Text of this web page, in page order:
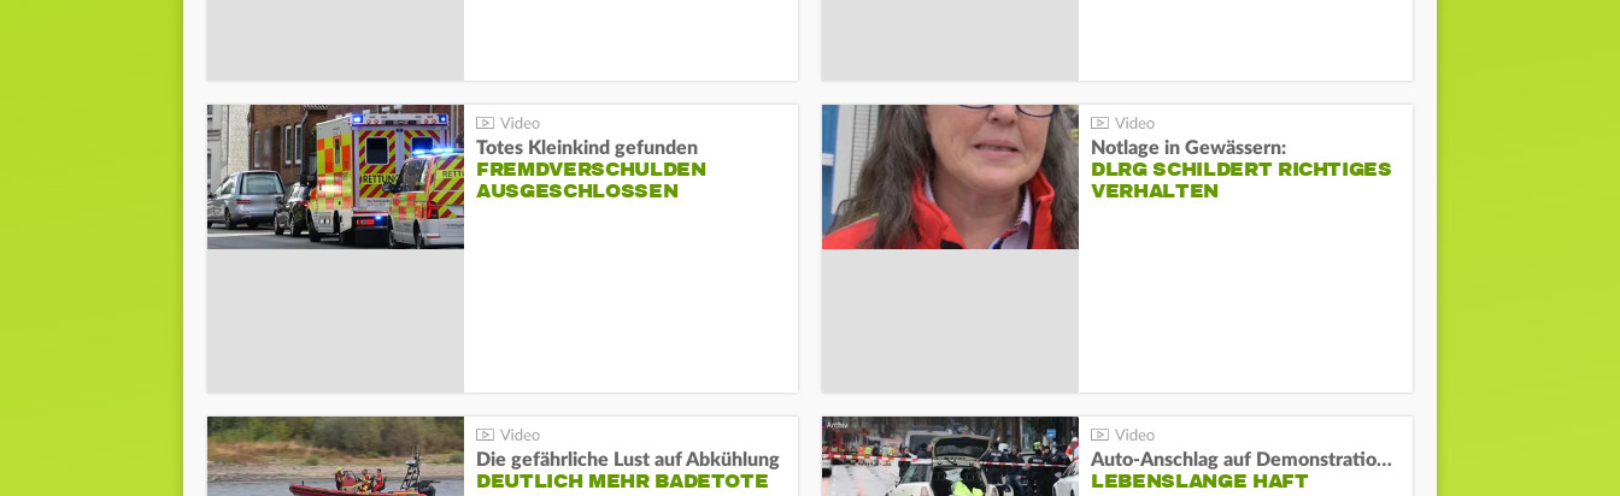
Totes Kleinkind gefunden
FREMDVERSCHULDEN
AUSGESCHLOSSEN
Notlage in Gewässern:
DLRG SCHILDERT RICHTIGES
VERHALTEN
Die gefährliche Lust auf Abkühlung
DEUTLICH MEHR BADETOTE
Auto-Anschlag auf Demonstration in München:
LEBENSLANGE HAFT